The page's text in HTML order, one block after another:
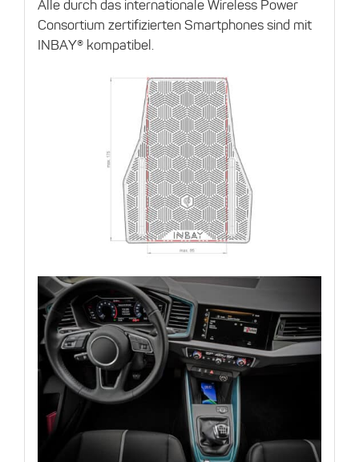
Alle durch das internationale Wireless Power
Consortium zertifizierten Smartphones sind mit
INBAY® kompatibel.